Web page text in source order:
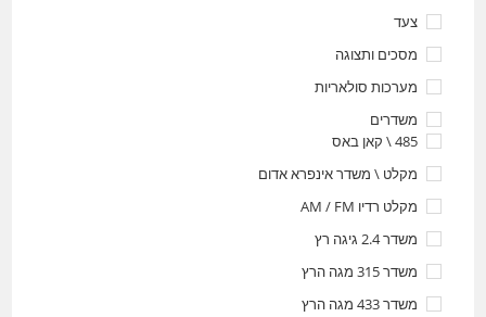
צעד
מסכים ותצוגה
מערכות סולאריות
משדרים
485 \ קאן באס
מקלט \ משדר אינפרא אדום
מקלט רדיו AM / FM
משדר 2.4 גיגה רץ
משדר 315 מגה הרץ
משדר 433 מגה הרץ